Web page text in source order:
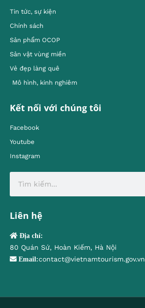
Tin tức, sự kiện
Chính sách
Sản phẩm OCOP
Sản vật vùng miền
Vẻ đẹp làng quê
Mô hình, kinh nghiêm
Kết nối với chúng tôi
Facebook
Youtube
Instagram
Liên hệ
Địa chỉ:
80 Quán Sứ, Hoàn Kiếm, Hà Nội
Email:contact@vietnamtourism.gov.vn